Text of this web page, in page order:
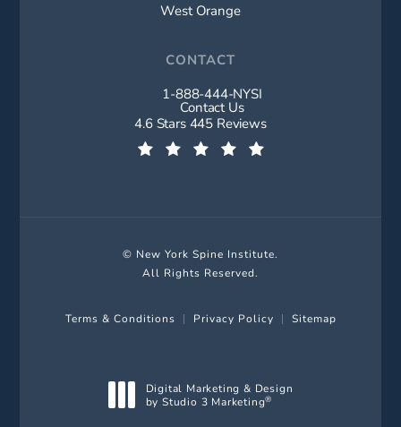
West Orange
CONTACT
Call New York Spine Institute on
1-888-444-NYSI
Contact Us
New York Spine Institute reviews:
4.6 Stars 445 Reviews
© New York Spine Institute.
All Rights Reserved.
Terms & Conditions Privacy Policy Sitemap
Digital Marketing & Design
by Studio 3 Marketing®